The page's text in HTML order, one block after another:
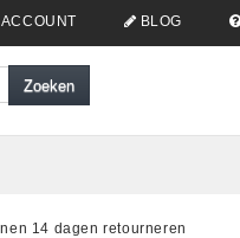
BLOG
14 dagen retourneren